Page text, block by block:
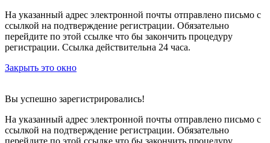
На указанный адрес электронной почты отправлено письмо с
ссылкой на подтверждение регистрации. Обязательно
перейдите по этой ссылке что бы закончить процедуру
регистрации. Ссылка действительна 24 часа.
Закрыть это окно
Вы успешно зарегистрировались!
На указанный адрес электронной почты отправлено письмо с
ссылкой на подтверждение регистрации. Обязательно
перейдите по этой ссылке что бы закончить процедуру